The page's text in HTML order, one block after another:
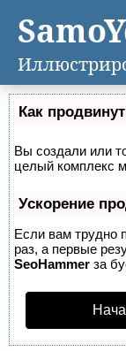
Как
Вы создали или
целый комплекс
Ускорение
Если вам трудно
раз, а первые
SeoHammer за